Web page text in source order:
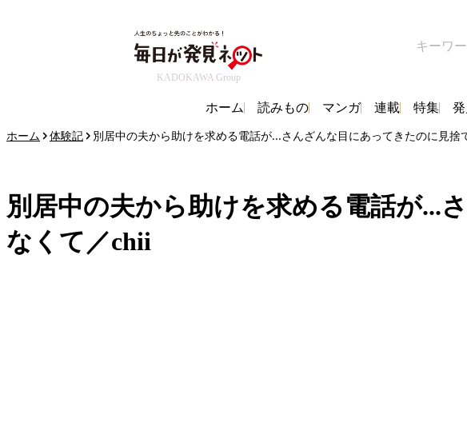
KADOKAWA Group
ホーム 読みもの マンガ 連載 特集
ホーム 体験記 別居中の夫から助けを求める電話が...さんざんな目にあってきたのに見
別居中の夫から助けを求める電話が...
なくて／chii